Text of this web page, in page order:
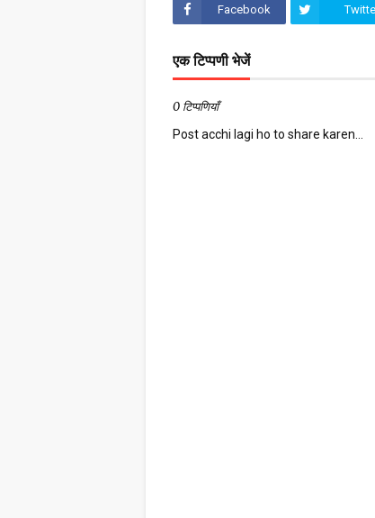
Facebook
एक टिप्पणी भेजें
0 टिप्पणियाँ
Post acchi lagi ho to share karen...